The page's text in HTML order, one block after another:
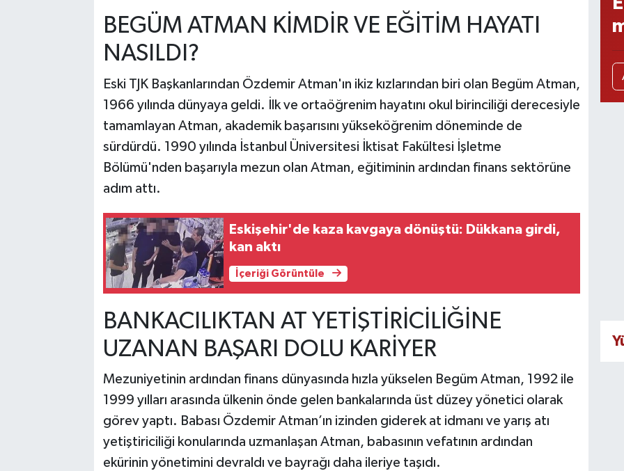
BEGÜM ATMAN KİMDİR VE EĞİTİM HAYATI
NASILDI?
Eski TJK Başkanlarından Özdemir Atman'ın ikiz kızlarından biri olan Begüm Atman,
1966 yılında dünyaya geldi. İlk ve ortaöğrenim hayatını okul birinciliği derecesiyle
tamamlayan Atman, akademik başarısını yükseköğrenim döneminde de
sürdürdü. 1990 yılında İstanbul Üniversitesi İktisat Fakültesi İşletme
Bölümü'nden başarıyla mezun olan Atman, eğitiminin ardından finans sektörüne
adım attı.
Eskişehir'de kaza kavgaya dönüştü: Dükkana girdi,
kan aktı
İçeriği Görüntüle
BANKACILIKTAN AT YETİŞTİRİCİLİĞİNE
UZANAN BAŞARI DOLU KARİYER
Mezuniyetinin ardından finans dünyasında hızla yükselen Begüm Atman, 1992 ile
1999 yılları arasında ülkenin önde gelen bankalarında üst düzey yönetici olarak
görev yaptı. Babası Özdemir Atman’ın izinden giderek at idmanı ve yarış atı
yetiştiriciliği konularında uzmanlaşan Atman, babasının vefatının ardından
ekürinin yönetimini devraldı ve bayrağı daha ileriye taşıdı.